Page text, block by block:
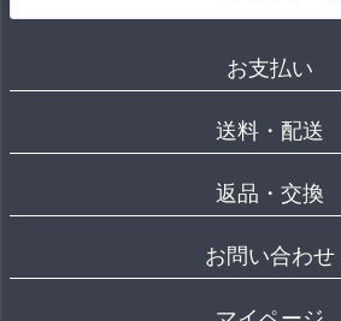
お支払い
送料・配送
返品・交換
お問い合わせ